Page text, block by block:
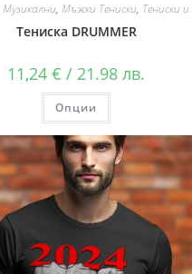
Музикални, Мъжки Тениски, Тениски
Тениска DRUMMER
11,24 € / 21.98 лв.
Опции